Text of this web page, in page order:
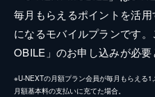
毎月もらえるポイントを活
になるモバイルプランです
OBILE」のお申し込みが必要
※U-NEXTの月額プラン会員が毎月もらえる
月額基本料の支払いに充てた場合。